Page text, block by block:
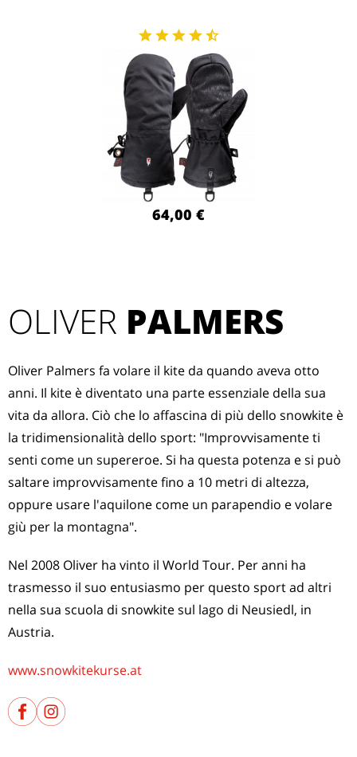
64,00 €
OLIVER PALMERS
Oliver Palmers fa volare il kite da quando aveva otto
anni. Il kite è diventato una parte essenziale della sua
vita da allora. Ciò che lo affascina di più dello snowkite è
la tridimensionalità dello sport: "Improvvisamente ti
senti come un supereroe. Si ha questa potenza e si può
saltare improvvisamente fino a 10 metri di altezza,
oppure usare l'aquilone come un parapendio e volare
giù per la montagna".
Nel 2008 Oliver ha vinto il World Tour. Per anni ha
trasmesso il suo entusiasmo per questo sport ad altri
nella sua scuola di snowkite sul lago di Neusiedl, in
Austria.
www.snowkitekurse.at